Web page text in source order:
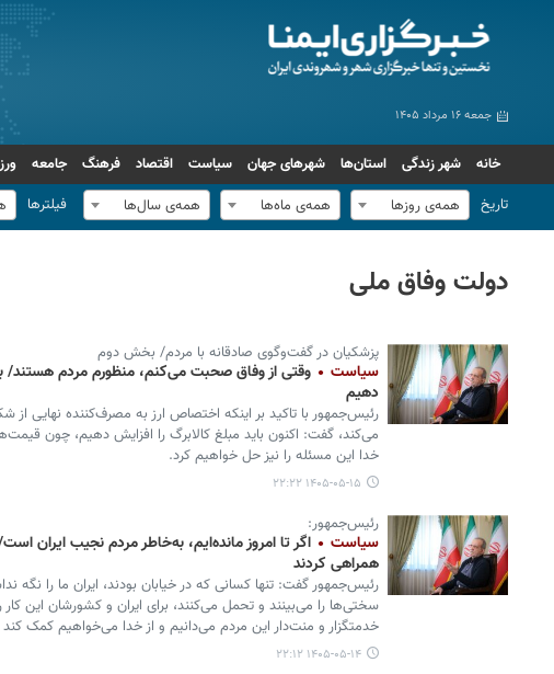
جمعه ۱۶ مرداد ۱۴۰۵
خانه شهر زندگی استان‌ها شهرهای جهان سیاست اقتصاد فرهنگ جامعه
تاریخ
همه‌ی روزها همه‌ی ماه‌ها همه‌ی سال‌ها فیلترها
دولت وفاق ملی
پزشکیان در گفت‌وگوی صادقانه با مردم/ بخش دوم
سیاست
وقتی از وفاق صحبت می‌کنم، منظورم مردم هستند/
دهیم
رئیس‌جمهور با تاکید بر اینکه اختصاص ارز به مصرف‌کننده نهایی
می‌کند، گفت: اکنون باید مبلغ کالابرگ را افزایش دهیم، چون
خدا این مسئله را نیز حل خواهیم کرد.
۱۴۰۵-۰۵-۱۵ ۲۲:۲۲
رئیس‌جمهور:
سیاست
اگر تا امروز مانده‌ایم، به‌خاطر مردم نجیب ایران
همراهی کردند
رئیس‌جمهور گفت: تنها کسانی که در خیابان بودند، ایران ما را نگه
سختی‌ها را می‌بینند و تحمل می‌کنند، برای ایران و کشورشان این کار
خدمتگزار و منت‌دار این مردم می‌دانیم و از خدا می‌خواهیم کمک کند
۱۴۰۵-۰۵-۱۴ ۲۲:۱۲